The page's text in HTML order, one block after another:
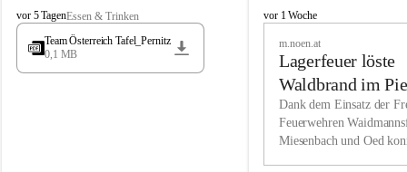
vielfältige Angebot unserer Kulturvereine.
Überzeugen Sie sich selbst, dass Sie in Miesenbach sowie
in den Beherbergungsbetrieben, Gaststätten und urigen
Wir kennen Miesenbach als lebens- und liebenswerten Ort.
Tradition und Innovation werden ebenso groß geschrieben
M
i
s
vor 5 TagenEssen & Trinken
Team Österreich Tafel_Pernitz
0,1 MB
M
h
vor 1 Woche
m.noen.at
Lagerfeuer löste
Waldbrand im
aus
Dank dem Einsatz der
Feuerwehren
Miesenbach und Oed